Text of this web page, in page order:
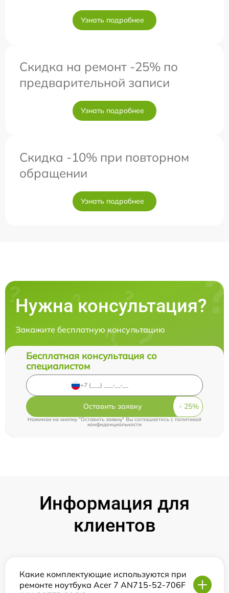
Узнать подробнее
Скидка на ремонт -25% по
предварительной записи
Узнать подробнее
Скидка -10% при повторном
обращении
Узнать подробнее
Нужна консультация?
Закажите бесплатную консультацию
Бесплатная консультация со
специалистом
Оставить заявку
Нажимая на кнопку "Оставить заявку" Вы соглашаетесь cполитикой
конфиденциальности
Информация для
клиентов
Какие комплектующие используются при
ремонте ноутбука Acer 7 AN715-52-706F